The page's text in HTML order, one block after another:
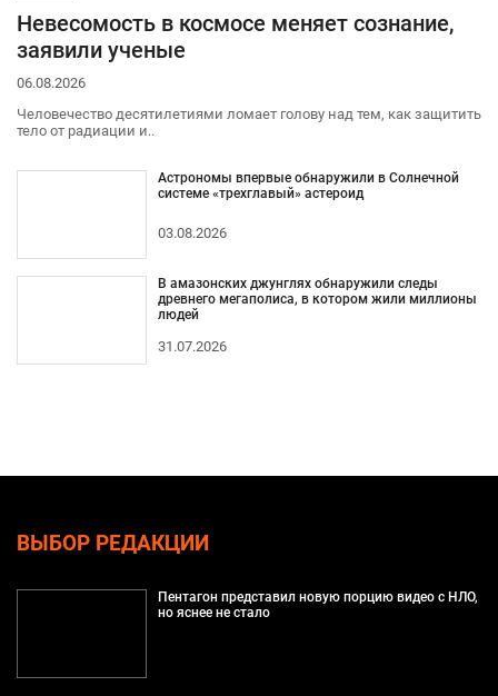
Невесомость в космосе меняет сознание,
заявили ученые
06.08.2026
Человечество десятилетиями ломает голову над тем, как защитить
тело от радиации и..
Астрономы впервые обнаружили в Солнечной
системе «трехглавый» астероид
03.08.2026
В амазонских джунглях обнаружили следы
древнего мегаполиса, в котором жили миллионы
людей
31.07.2026
ВЫБОР РЕДАКЦИИ
Пентагон представил новую порцию видео с НЛО,
но яснее не стало